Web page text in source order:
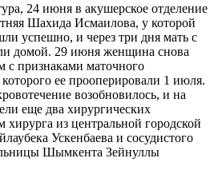
24 июня в акушерское отделение
Шахида Исмаилова, у которой
успешно, и через три дня мать с
домой. 29 июня женщина снова
с признаками маточного
ее прооперировали 1 июля.
возобновилось, и на
еще два хирургических
хирурга из центральной городской
Ускенбаева и сосудистого
Шымкента Зейнуллы